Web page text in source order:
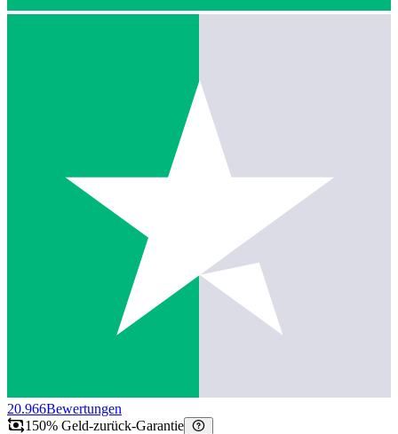
20.966Bewertungen
150% Geld-zurück-Garantie